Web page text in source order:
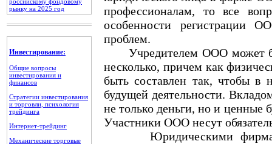
рынку на 2025 год
Инвестирование:
Общие вопросы
инвестирования и
финансов
Стратегии инвестирования
и торговли, психология
трейдинга
Интернет-трейдинг
Механические торговые
профессионалам, то все
особенности регистрации
проблем.
Учредителем ООО может
несколько, причем как
быть составлен так, чтобы в
будущей деятельности.
не только деньги, но и
Участники ООО несут
Юридическими фирмами